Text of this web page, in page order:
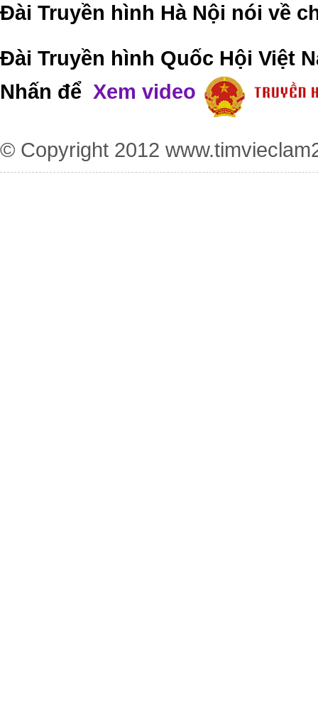
Đài Truyền hình Hà Nội nói về
Đài Truyền hình Quốc Hội Việt
Nhấn để Xem video
© Copyright 2012